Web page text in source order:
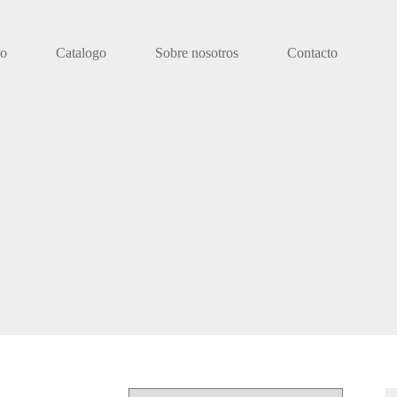
Catalogo Sobre nosotros Contacto